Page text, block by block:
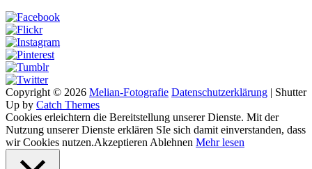
Copyright © 2026 Melian-Fotografie Datenschutzerklärung | Shutter
Up by Catch Themes
Cookies erleichtern die Bereitstellung unserer Dienste. Mit der
Nutzung unserer Dienste erklären SIe sich damit einverstanden, dass
wir Cookies nutzen.Akzeptieren Ablehnen Mehr lesen